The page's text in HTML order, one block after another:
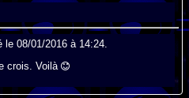
le 08/01/2016 à 14:24.
crois. Voilà